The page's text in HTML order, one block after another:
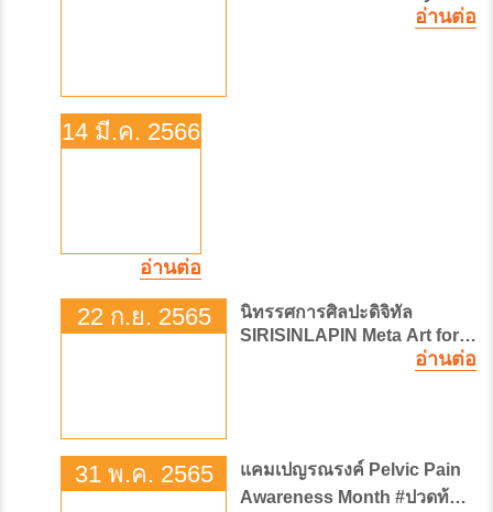
อ่านต่อ
14 มี.ค. 2566
อ่านต่อ
22 ก.ย. 2565
นิทรรศการศิลปะดิจิทัล
SIRISINLAPIN Meta Art for
อ่านต่อ
31 พ.ค. 2565
แคมเปญรณรงค์ Pelvic Pain
Awareness Month #ปวดท้อง